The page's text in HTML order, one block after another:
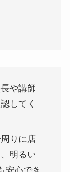
や講師
してく
りに店
明るい
安心でき